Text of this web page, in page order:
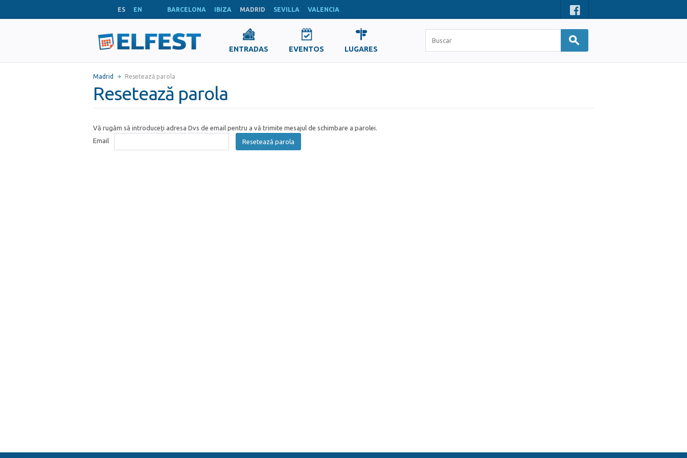
ES EN BARCELONA IBIZA MADRID SEVILLA VALENCIA
ENTRADAS EVENTOS LUGARES
Madrid Resetează parola
Resetează parola
Vă rugăm să introduceți adresa Dvs de email pentru a vă trimite mesajul de schimbare a parolei.
Email
Resetează parola